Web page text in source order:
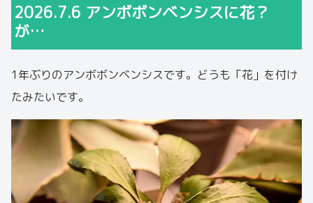
2026.7.6 アンボボンベンシスに花？
が…
1年ぶりのアンボボンベンシスです。どうも「花」を付け
たみたいです。